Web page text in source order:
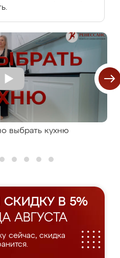
выбрать кухню
В 5%
АВГУСТА
сейчас, скидка